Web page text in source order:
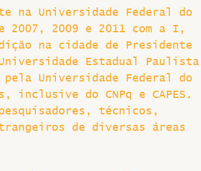
na Universidade Federal do
2007, 2009 e 2011 com a I,
na cidade de Presidente
Estadual Paulista
pela Universidade Federal do
inclusive do CNPq e CAPES.
técnicos,
de diversas áreas